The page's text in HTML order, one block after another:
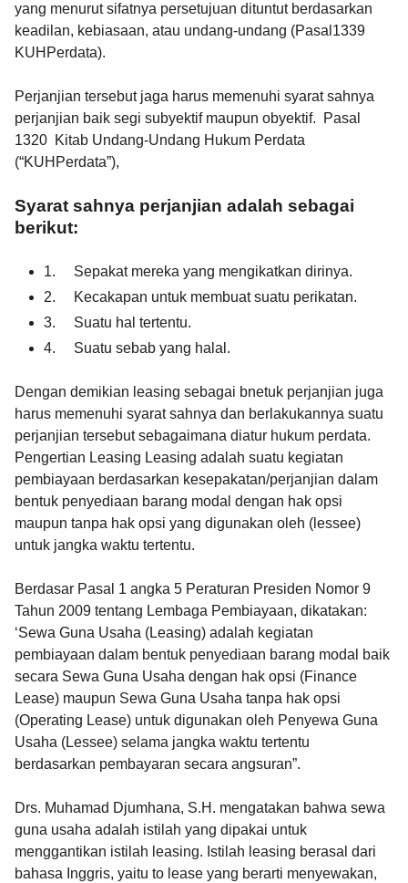
yang menurut sifatnya persetujuan dituntut berdasarkan
keadilan, kebiasaan, atau undang-undang (Pasal1339
KUHPerdata).
Perjanjian tersebut jaga harus memenuhi syarat sahnya
perjanjian baik segi subyektif maupun obyektif. Pasal
1320 Kitab Undang-Undang Hukum Perdata
(“KUHPerdata”),
Syarat sahnya perjanjian adalah sebagai
berikut:
1. Sepakat mereka yang mengikatkan dirinya.
2. Kecakapan untuk membuat suatu perikatan.
3. Suatu hal tertentu.
4. Suatu sebab yang halal.
Dengan demikian leasing sebagai bnetuk perjanjian juga
harus memenuhi syarat sahnya dan berlakukannya suatu
perjanjian tersebut sebagaimana diatur hukum perdata.
Pengertian Leasing Leasing adalah suatu kegiatan
pembiayaan berdasarkan kesepakatan/perjanjian dalam
bentuk penyediaan barang modal dengan hak opsi
maupun tanpa hak opsi yang digunakan oleh (lessee)
untuk jangka waktu tertentu.
Berdasar Pasal 1 angka 5 Peraturan Presiden Nomor 9
Tahun 2009 tentang Lembaga Pembiayaan, dikatakan:
‘Sewa Guna Usaha (Leasing) adalah kegiatan
pembiayaan dalam bentuk penyediaan barang modal baik
secara Sewa Guna Usaha dengan hak opsi (Finance
Lease) maupun Sewa Guna Usaha tanpa hak opsi
(Operating Lease) untuk digunakan oleh Penyewa Guna
Usaha (Lessee) selama jangka waktu tertentu
berdasarkan pembayaran secara angsuran”.
Drs. Muhamad Djumhana, S.H. mengatakan bahwa sewa
guna usaha adalah istilah yang dipakai untuk
menggantikan istilah leasing. Istilah leasing berasal dari
bahasa Inggris, yaitu to lease yang berarti menyewakan,